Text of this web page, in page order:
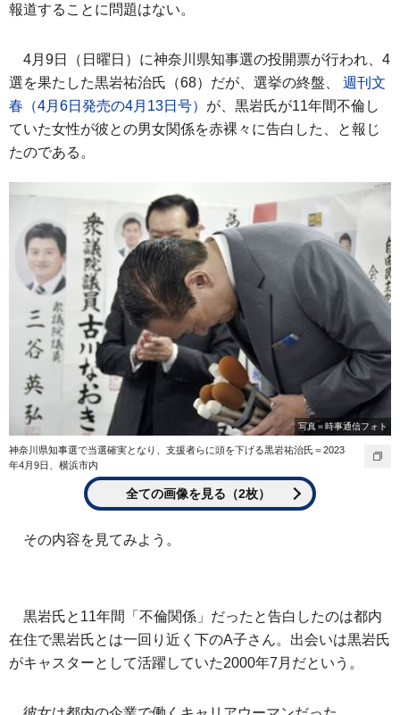
報道することに問題はない。
4月9日（日曜日）に神奈川県知事選の投開票が行われ、4
選を果たした黒岩祐治氏（68）だが、選挙の終盤、
週刊文
春（4月6日発売の4月13日号） が、黒岩氏が11年間不倫し
ていた女性が彼との男女関係を赤裸々に告白した、と報じ
たのである。
写真＝時事通信フォト
神奈川県知事選で当選確実となり、支援者らに頭を下げる黒岩祐治氏＝2023
年4月9日、横浜市内
全ての画像を見る（2枚）
その内容を見てみよう。
黒岩氏と11年間「不倫関係」だったと告白したのは都内
在住で黒岩氏とは一回り近く下のA子さん。出会いは黒岩氏
がキャスターとして活躍していた2000年7月だという。